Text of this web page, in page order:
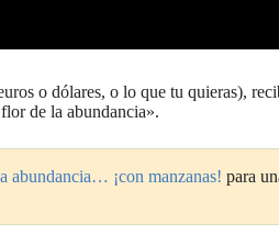
o dólares, o lo que tu quieras),
de la abundancia».
abundancia… ¡con manzanas! para